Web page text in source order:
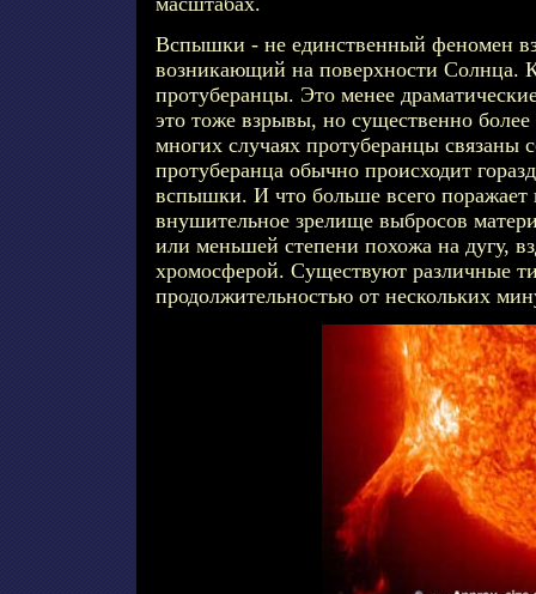
Вспышки - не единственный феномен
возникающий на поверхности Солнца.
протуберанцы. Это менее
это тоже взрывы, но существенно
многих случаях протуберанцы
протуберанца обычно происходит
вспышки. И что больше всего поражает
внушительное зрелище выбросов
или меньшей степени похожа на дугу,
хромосферой. Существуют различные
продолжительностью от нескольких